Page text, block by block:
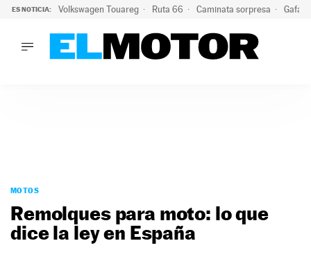
ES NOTICIA: Volkswagen Touareg Ruta 66 Caminata sorpresa Gafas
PODCAST
MOTOS
TECNOLOGÍA
MOTOS
Remolques para moto: lo que
dice la ley en España